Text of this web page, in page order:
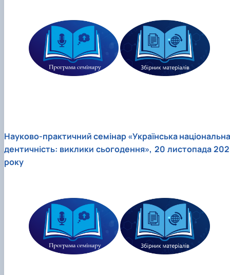
Науково-практичний cемінар «Українська національна
дентичність: виклики сьогодення», 20 листопада
року